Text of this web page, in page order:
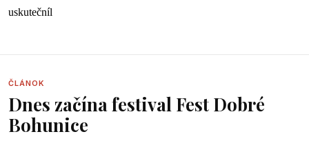
uskutečníl
ČLÁNOK
Dnes začína festival Fest Dobré
Bohunice